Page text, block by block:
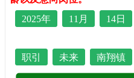
2025年
11月 14日
职引 未来 南翔镇